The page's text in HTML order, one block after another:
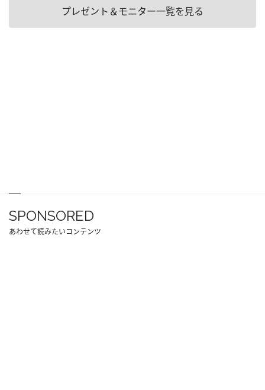
プレゼント＆モニター一覧を見る
SPONSORED
あわせて読みたいコンテンツ